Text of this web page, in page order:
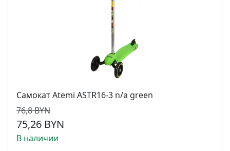
Самокат Atemi ASTR16-3 n/a green
76,8 BYN
75,26 BYN
В наличии